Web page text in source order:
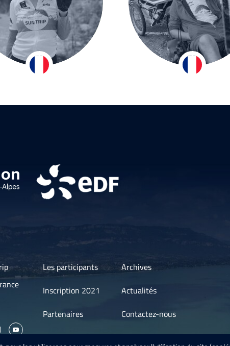
Mathey Emmanuel
Les participants
Archives
Inscription 2021
Actualités
Partenaires Contactez-nous